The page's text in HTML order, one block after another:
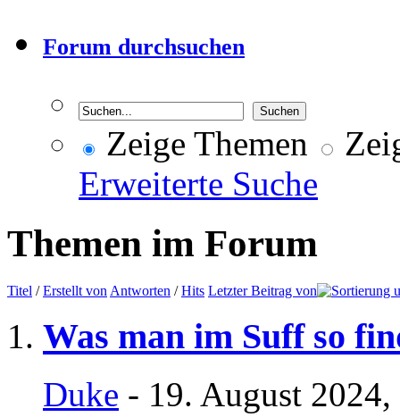
Forum durchsuchen
Zeige Themen
Erweiterte Suche
Themen im Forum
Titel /Erstellt von Antworten /Hits Letzter Beitrag von
Was man im Suff so
Duke - 19. August